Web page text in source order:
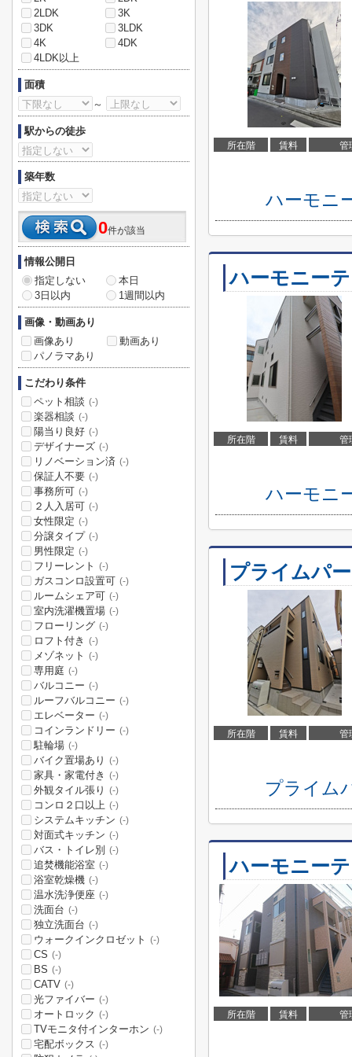
所在階 賃料 管
ハーモニ
ハーモニー
所在階 賃料 管
ハーモニ
プライムパ
所在階 賃料 管
プライム
ハーモニー
所在階 賃料 管
2LDK
3K
3DK
3LDK
4K
4DK
4LDK以上
面積
～
駅からの徒歩
築年数
0件が該当
情報公開日
指定しない
本日
3日以内
1週間以内
画像・動画あり
画像あり
動画あり
パノラマあり
こだわり条件
ペット相談 (-)
楽器相談 (-)
陽当り良好 (-)
デザイナーズ (-)
リノベーション済 (-)
保証人不要 (-)
事務所可 (-)
２人入居可 (-)
女性限定 (-)
分譲タイプ (-)
男性限定 (-)
フリーレント (-)
ガスコンロ設置可 (-)
ルームシェア可 (-)
室内洗濯機置場 (-)
フローリング (-)
ロフト付き (-)
メゾネット (-)
専用庭 (-)
バルコニー (-)
ルーフバルコニー (-)
エレベーター (-)
コインランドリー (-)
駐輪場 (-)
バイク置場あり (-)
家具・家電付き (-)
外観タイル張り (-)
コンロ２口以上 (-)
システムキッチン (-)
対面式キッチン (-)
バス・トイレ別 (-)
追焚機能浴室 (-)
浴室乾燥機 (-)
温水洗浄便座 (-)
洗面台 (-)
独立洗面台 (-)
ウォークインクロゼット (-)
CS (-)
BS (-)
CATV (-)
光ファイバー (-)
オートロック (-)
TVモニタ付インターホン (-)
宅配ボックス (-)